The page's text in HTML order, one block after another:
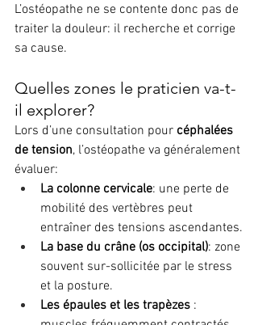
L’ostéopathe ne se contente donc pas de
traiter la douleur: il recherche et corrige
sa cause.
Quelles zones le praticien va-t-
il explorer?
Lors d’une consultation pour céphalées
de tension, l’ostéopathe va généralement
évaluer:
La colonne cervicale: une perte de
mobilité des vertèbres peut
entraîner des tensions ascendantes.
La base du crâne (os occipital): zone
souvent sur-sollicitée par le stress
et la posture.
Les épaules et les trapèzes :